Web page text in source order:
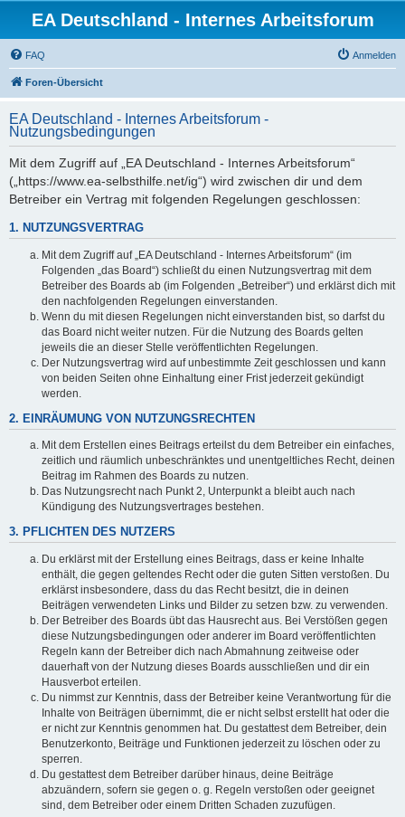
EA Deutschland - Internes Arbeitsforum
FAQ Anmelden
Foren-Übersicht
EA Deutschland - Internes Arbeitsforum -
Nutzungsbedingungen
Mit dem Zugriff auf „EA Deutschland - Internes Arbeitsforum“
(„https://www.ea-selbsthilfe.net/ig“) wird zwischen dir und dem
Betreiber ein Vertrag mit folgenden Regelungen geschlossen:
1. NUTZUNGSVERTRAG
Mit dem Zugriff auf „EA Deutschland - Internes Arbeitsforum“ (im
Folgenden „das Board“) schließt du einen Nutzungsvertrag mit dem
Betreiber des Boards ab (im Folgenden „Betreiber“) und erklärst dich mit
den nachfolgenden Regelungen einverstanden.
Wenn du mit diesen Regelungen nicht einverstanden bist, so darfst du
das Board nicht weiter nutzen. Für die Nutzung des Boards gelten
jeweils die an dieser Stelle veröffentlichten Regelungen.
Der Nutzungsvertrag wird auf unbestimmte Zeit geschlossen und kann
von beiden Seiten ohne Einhaltung einer Frist jederzeit gekündigt
werden.
2. EINRÄUMUNG VON NUTZUNGSRECHTEN
Mit dem Erstellen eines Beitrags erteilst du dem Betreiber ein einfaches,
zeitlich und räumlich unbeschränktes und unentgeltliches Recht, deinen
Beitrag im Rahmen des Boards zu nutzen.
Das Nutzungsrecht nach Punkt 2, Unterpunkt a bleibt auch nach
Kündigung des Nutzungsvertrages bestehen.
3. PFLICHTEN DES NUTZERS
Du erklärst mit der Erstellung eines Beitrags, dass er keine Inhalte
enthält, die gegen geltendes Recht oder die guten Sitten verstoßen. Du
erklärst insbesondere, dass du das Recht besitzt, die in deinen
Beiträgen verwendeten Links und Bilder zu setzen bzw. zu verwenden.
Der Betreiber des Boards übt das Hausrecht aus. Bei Verstößen gegen
diese Nutzungsbedingungen oder anderer im Board veröffentlichten
Regeln kann der Betreiber dich nach Abmahnung zeitweise oder
dauerhaft von der Nutzung dieses Boards ausschließen und dir ein
Hausverbot erteilen.
Du nimmst zur Kenntnis, dass der Betreiber keine Verantwortung für die
Inhalte von Beiträgen übernimmt, die er nicht selbst erstellt hat oder die
er nicht zur Kenntnis genommen hat. Du gestattest dem Betreiber, dein
Benutzerkonto, Beiträge und Funktionen jederzeit zu löschen oder zu
sperren.
Du gestattest dem Betreiber darüber hinaus, deine Beiträge
abzuändern, sofern sie gegen o. g. Regeln verstoßen oder geeignet
sind, dem Betreiber oder einem Dritten Schaden zuzufügen.